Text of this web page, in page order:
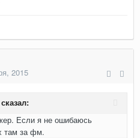
2015
Если я не ошибаюсь
там за фм.